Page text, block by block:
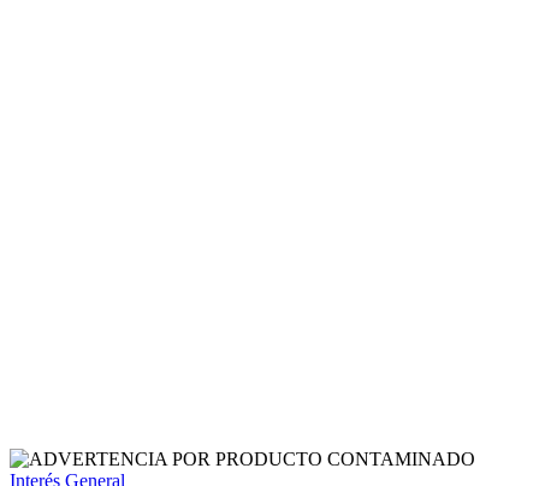
Interés General